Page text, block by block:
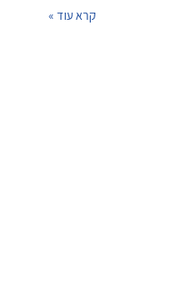
קרא עוד »